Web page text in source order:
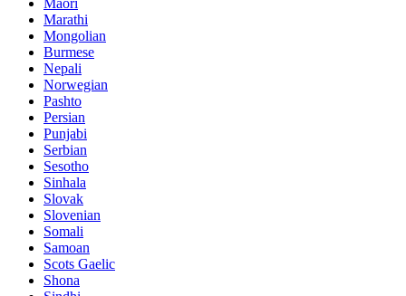
Maori
Marathi
Mongolian
Burmese
Nepali
Norwegian
Pashto
Persian
Punjabi
Serbian
Sesotho
Sinhala
Slovak
Slovenian
Somali
Samoan
Scots Gaelic
Shona